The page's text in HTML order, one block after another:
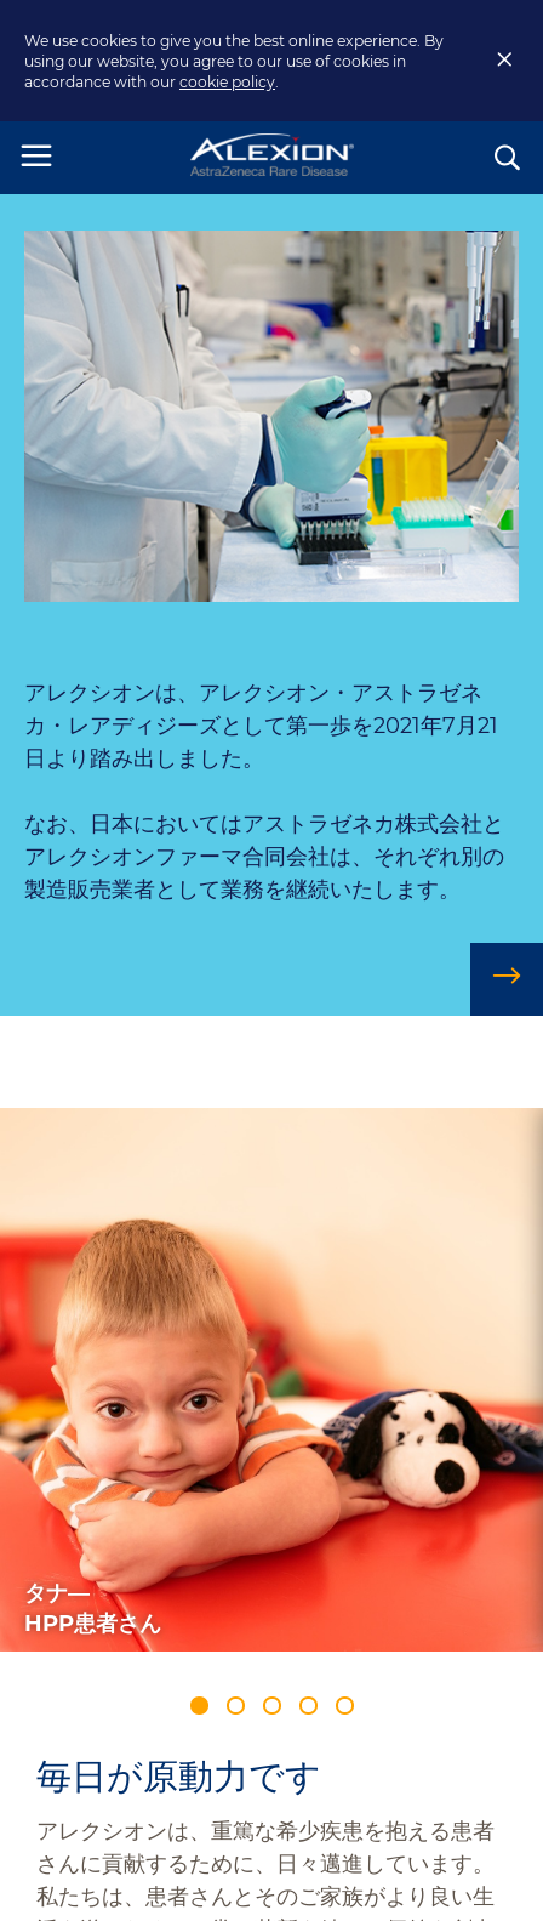
We use cookies to give you the best online experience. By
using our website, you agree to our use of cookies in
accordance with our cookie policy
アレクシオンは、アレクシオン・アストラゼネ
カ・レアディジーズとして第一歩を2021年7月21
日より踏み出しました。
なお、日本においてはアストラゼネカ株式会社と
アレクシオンファーマ合同会社は、それぞれ別の
製造販売業者として業務を継続いたします。
毎日が原動力です
アレクシオンは、重篤な希少疾患を抱える患者
さんに貢献するために、日々邁進しています。
私たちは、患者さんとそのご家族がより良い生
タナ―
HPP患者さん